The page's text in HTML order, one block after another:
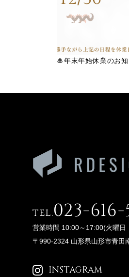
🎍年末年始休業のお
tel.023-616-
営業時間 10:00～17:00(火曜日
〒990-2324 山形県山形市青田
INSTAGRAM